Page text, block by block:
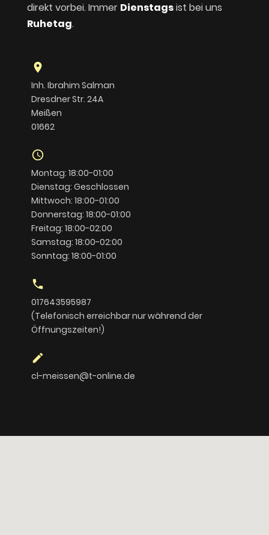
direkt vorbei. Immer Dienstagsist bei uns
Ruhetag.
location_on
Inh. Ibrahim Salman
Dresdner Str. 24A
Meißen
01662
schedule
Montag: 18:00-01:00
Dienstag: Geschlossen
Mittwoch: 18:00-01:00
Donnerstag: 18:00-01:00
Freitag: 18:00-02:00
Samstag: 18:00-02:00
Sonntag: 18:00-01:00
call
017643595987
(Telefonisch erreichbar nur während der
Öffnungszeiten!)
edit
cl-meissen@t-online.de